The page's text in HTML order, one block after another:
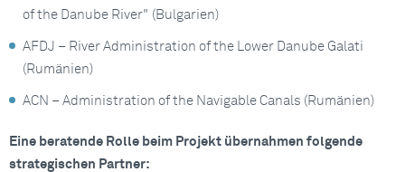
of the Danube River" (Bulgarien)
AFDJ – River Administration of the Lower Danube Galati
(Rumänien)
ACN – Administration of the Navigable Canals (Rumänien)
Eine beratende Rolle beim Projekt übernahmen folgende
strategischen Partner: